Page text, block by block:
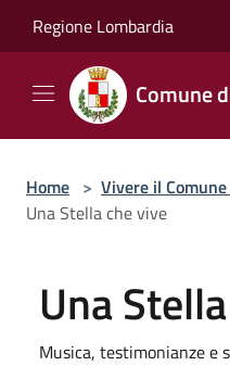
Regione Lombardia
Comune
Home > Vivere il Comune
Una Stella che vive
Una
Musica, testimonianze e